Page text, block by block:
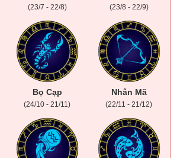
(23/7 - 22/8) (23/8 - 22/9)
Bọ Cạp
(24/10 - 21/11)
Nhân Mã
(22/11 - 21/12)